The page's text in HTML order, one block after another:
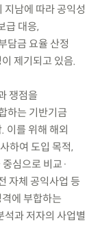
지남에 따라 공익성
급 대응,
담금 요율 산정
제기되고 있음.
쟁점을
하는 기반기금
이를 위해 해외
하여 도입 목적,
심으로 비교·
자체 공익사업 등
에 부합하는
석과 저자의 사업별